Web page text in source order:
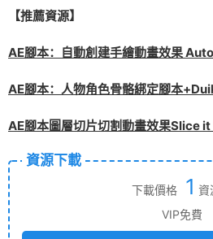
【推薦資源】
AE腳本：自動創建手繪動畫效果
AE腳本：人物角色骨骼綁定腳本
AE腳本圖層切片切割動畫效果Slice
資源下載
下載價格 1 資
VIP免費